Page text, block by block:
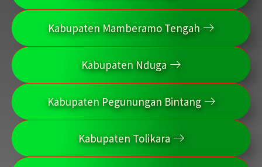
Kabupaten Mamberamo Tengah
Kabupaten Nduga
Kabupaten Pegunungan Bintang
Kabupaten Tolikara